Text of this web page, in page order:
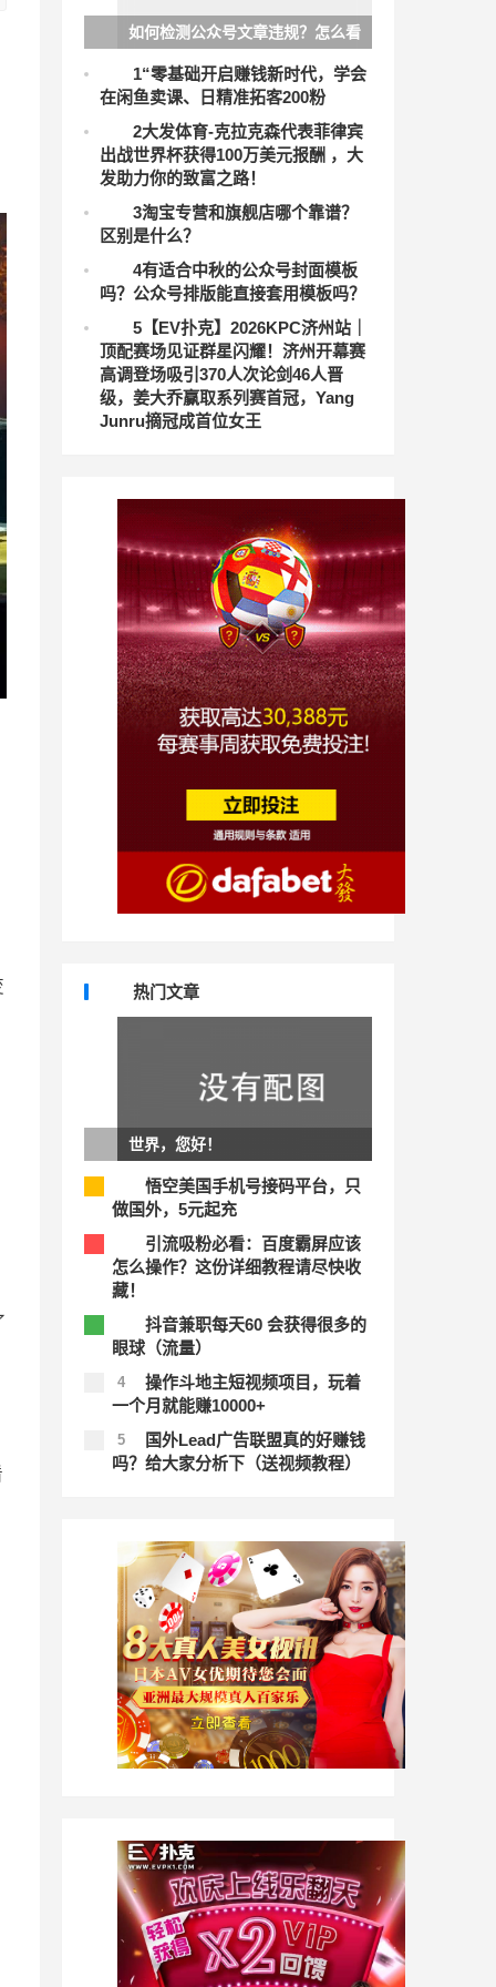
如何检测公众号文章违规？怎么看
已发布的文章有没有违规？
1“零基础开启赚钱新时代，学会
在闲鱼卖课、日精准拓客200粉
2大发体育-克拉克森代表菲律宾
出战世界杯获得100万美元报酬 ，大
发助力你的致富之路！
3淘宝专营和旗舰店哪个靠谱？
区别是什么？
4有适合中秋的公众号封面模板
吗？公众号排版能直接套用模板吗？
5 【EV扑克】2026KPC济州站｜
顶配赛场见证群星闪耀！济州开幕赛
高调登场吸引370人次论剑46人晋
级，姜大乔赢取系列赛首冠，Yang
Junru摘冠成首位女王
热门文章
世界，您好！
悟空美国手机号接码平台，只
做国外，5元起充
引流吸粉必看：百度霸屏应该
怎么操作？这份详细教程请尽快收
藏！
抖音兼职每天60 会获得很多的
眼球（流量）
4
操作斗地主短视频项目，玩着
一个月就能赚10000+
5
国外Lead广告联盟真的好赚钱
吗？给大家分析下（送视频教程）